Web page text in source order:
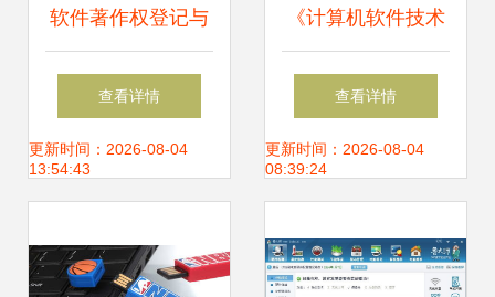
软件著作权登记与
硬件研发 所需资料
与关键要点
查看详情
更新时间：2026-08-04
13:54:43
《计算机软件技术
基础》书评 硬件的
研发与软件的交响
查看详情
更新时间：2026-08-04
08:39:24